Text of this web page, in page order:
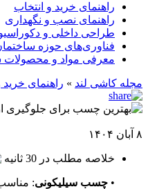
راهنمای خرید و انتخاب
راهنمای نصب و نگهداری
طراحی داخلی و
فناوری‌های حوزه
معرفی مواد و محصولات
مجله کاشی لند » راهنمای خرید
۸ آبان ۱۴۰۴
خلاصه مطلب در 30 ثانیه
• چسب سیلیکونی: مناسب